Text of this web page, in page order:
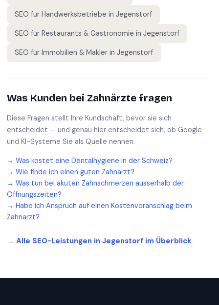
SEO für Handwerksbetriebe in Jegenstorf
SEO für Restaurants & Gastronomie in Jegenstorf
SEO für Immobilien & Makler in Jegenstorf
Was Kunden bei Zahnärzte fragen
Diese Fragen stellt Ihre Kundschaft, bevor sie sich
entscheidet — und genau hier entscheidet sich, ob Google
und KI-Systeme Sie als Quelle nennen.
→ Was kostet eine Dentalhygiene in der Schweiz?
→ Wie finde ich einen guten Zahnarzt?
→ Was tun bei akuten Zahnschmerzen ausserhalb der
Öffnungszeiten?
→ Habe ich Anspruch auf einen Kostenvoranschlag beim
Zahnarzt?
→ Alle SEO-Leistungen in Jegenstorf im Überblick